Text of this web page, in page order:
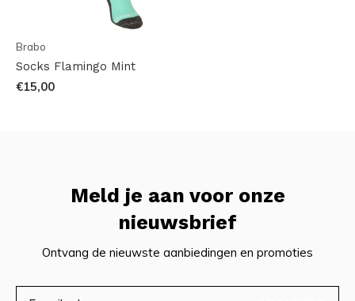
Brabo
Socks Flamingo Mint
€15,00
Meld je aan voor onze
nieuwsbrief
Ontvang de nieuwste aanbiedingen en promoties